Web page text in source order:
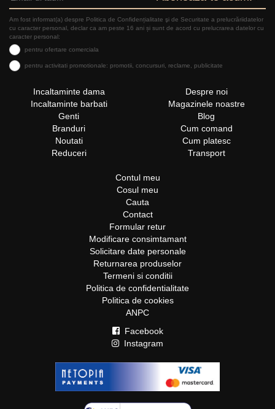
Am fost informat(a) despre Politica de Confidențialitate şi de Securitate a prelucrăriidatelor
cu caracter personal, declar ca am peste 16 ani și sunt de acord cu prelucrarea datelor cu
caracter personal:
pentru ofertare comerciala
pentru activitati promotionale: promotii, concursuri, reclame, publicitate
Incaltaminte dama
Incaltaminte barbati
Genti
Branduri
Noutati
Reduceri
Despre noi
Magazinele noastre
Blog
Cum comand
Cum platesc
Transport
Contul meu
Cosul meu
Cauta
Contact
Formular retur
Modificare consimtamant
Solicitare date personale
Returnarea produselor
Termeni si conditii
Politica de confidentialitate
Politica de cookies
ANPC
Facebook
Instagram